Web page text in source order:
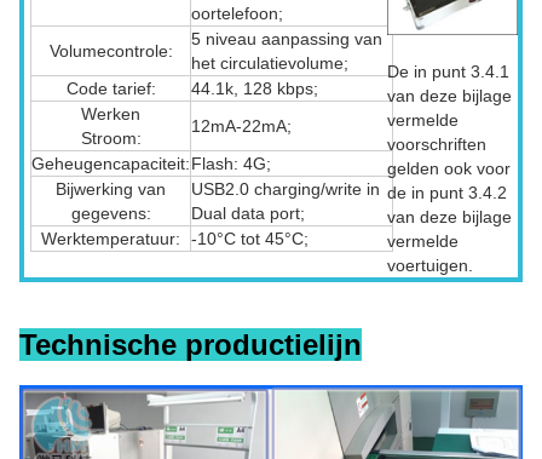
oortelefoon;
Volumecontrole:
5 niveau aanpassing van
het circulatievolume;
Code tarief:
44.1k, 128 kbps;
Werken
Stroom:
12mA-22mA;
Geheugencapaciteit:Flash: 4G;
Bijwerking van
gegevens:
USB2.0 charging/write in
Dual data port;
Werktemperatuur:
-10°C tot 45°C;
De in punt 3.4.1
van deze bijlage
vermelde
voorschriften
gelden ook voor
de in punt 3.4.2
van deze bijlage
vermelde
voertuigen.
Technische productielijn